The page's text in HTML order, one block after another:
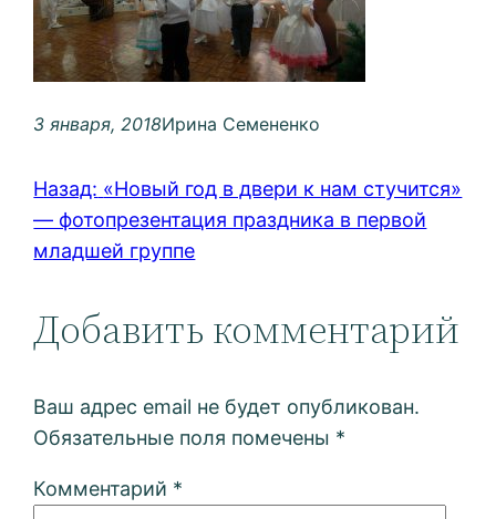
3 января, 2018Ирина Семененко
Назад: «Новый год в двери к нам стучится»
— фотопрезентация праздника в первой
младшей группе
Добавить комментарий
Ваш адрес email не будет опубликован.
Обязательные поля помечены *
Комментарий *